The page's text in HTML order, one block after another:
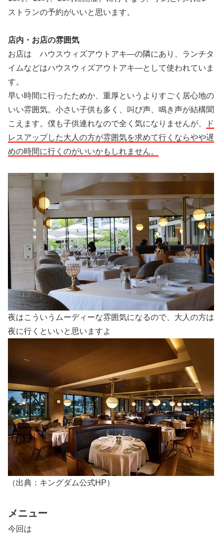
ストランの予約がいいと思います。
店内・お店の雰囲気
お店は ハウスウィズアウトアキ―の隣にあり、ランチタ
イムなどはハウスウィズアウトアキ―として使われていま
す。
早い時間に行ったためか、重厚というよりすごく居心地の
いい雰囲気。小さい子供も多く、叫び声、鳴き声が結構聞
こえます。僕も子供連れなので全く気になりませんが、
ド
レスアップした大人の方が雰囲気を求めて行くならやや遅
めの時間に行くのがいいかもしれません。
夜はこういうムーディーな雰囲気になるので、大人の方は
夜に行くといいと思いますよ
（出典：キングダム公式HP）
メニュー
今回は